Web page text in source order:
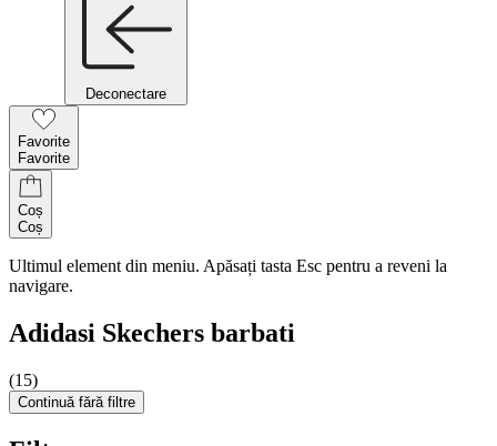
Deconectare
Favorite
Favorite
Coș
Coș
Ultimul element din meniu. Apăsați tasta Esc pentru a reveni la
navigare.
Adidasi Skechers barbati
(15)
Continuă fără filtre